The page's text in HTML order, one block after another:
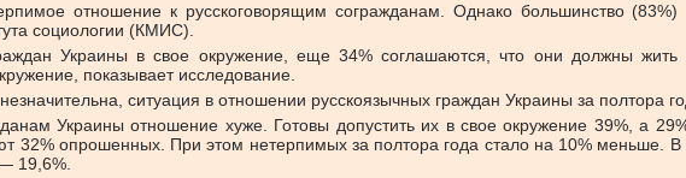
отношение к русскоговорящим согражданам. Однако большинство
социологии (КМИС).
Украины в свое окружение, еще 34% соглашаются, что они должны
показывает исследование.
ситуация в отношении русскоязычных граждан Украины за полтора
Украины отношение хуже. Готовы допустить их в свое окружение 39%, а
опрошенных. При этом нетерпимых за полтора года стало на 10% меньше. В
19,6%.